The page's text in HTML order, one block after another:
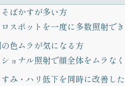
ばかすが多い方
スポットを一度に多数照射で
色ムラが気になる方
ョナル照射で顔全体をムラな
み・ハリ低下を同時に改善し